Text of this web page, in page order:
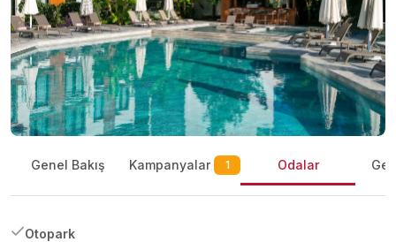
Genel Bakış Kampanyalar 1 Odalar
Otopark